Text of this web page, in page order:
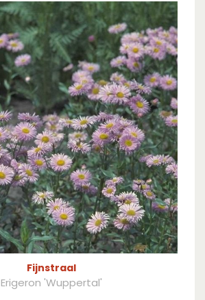
Fijnstraal
Erigeron 'Wuppertal'